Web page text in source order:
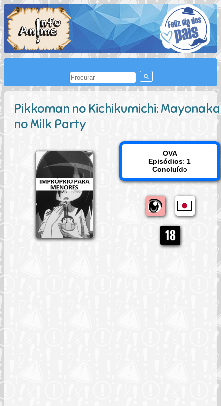
Pikkoman no Kichikumichi: Mayonaka
no Milk Party
OVA
Episódios: 1
Concluído